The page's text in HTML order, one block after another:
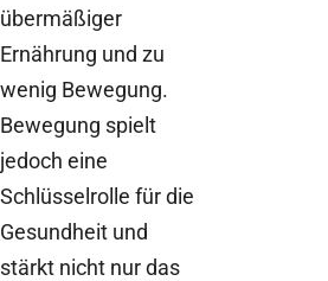
übermäßiger
Ernährung und zu
wenig Bewegung.
Bewegung spielt
jedoch eine
Schlüsselrolle für die
Gesundheit und
stärkt nicht nur das